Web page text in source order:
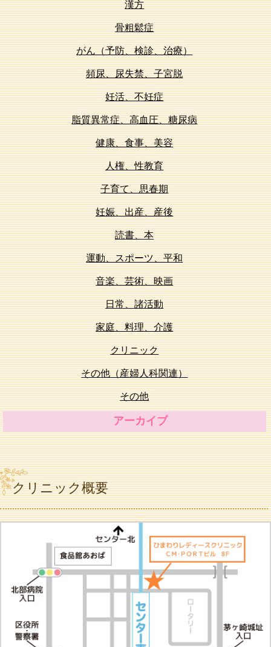
漢方
骨粗鬆症
がん（予防、検診、治療）
頻尿、尿失禁、子宮脱
妊活、不妊症
脂質異常症、高血圧、糖尿病
健康、食事、美容
人権、性教育
子育て、思春期
妊娠、出産、産後
読書、本
運動、スポーツ、平和
音楽、芸術、映画
日常、諸活動
家庭、料理、介護
クリニック
その他（産婦人科関連）
その他
アーカイブ
クリニック概要